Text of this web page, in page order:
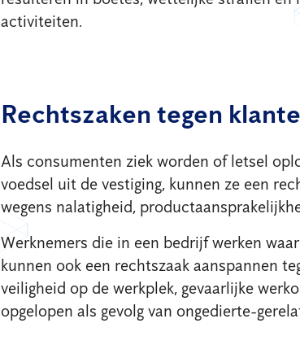
activiteiten.
Rechtszaken tegen
Als consumenten ziek worden of letsel
voedsel uit de vestiging, kunnen ze een
wegens nalatigheid,
Werknemers die in een bedrijf werken
kunnen ook een rechtszaak aanspannen
veiligheid op de werkplek, gevaarlijke
opgelopen als gevolg van ongedierte-